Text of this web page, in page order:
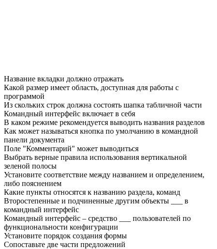
Название вкладки должно отражать
Какой размер имеет область, доступная для работы с
программой
Из скольких строк должна состоять шапка табличной части
Командный интерфейс включает в себя
В каком режиме рекомендуется выводить названия разделов
Как может называться кнопка по умолчанию в командной
панели документа
Поле "Комментарий" может выводиться
Выбрать верные правила использования вертикальной
зеленой полосы
Установите соответствие между названием и определением,
либо пояснением
Какие пункты относятся к названию раздела, команд
Второстепенные и подчиненные другим объекты ___ в
командный интерфейс
Командный интерфейс – средство ___ пользователей по
функциональности конфигурации
Установите порядок создания формы
Сопоставьте две части предложений